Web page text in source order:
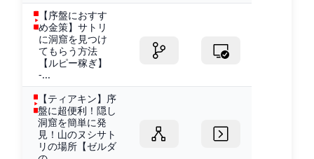
【序盤におすす
め金策】サトリ
に洞窟を見つけ
てもらう方法
【ルピー稼ぎ】
-...
【ティアキン】序
盤に超便利！隠し
洞窟を簡単に発
見！山のヌシサト
リの場所【ゼルダ